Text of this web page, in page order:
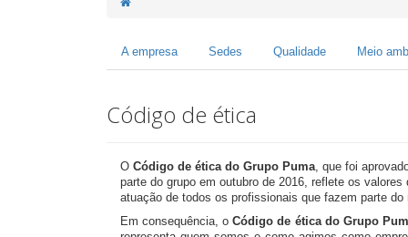
A empresa Sedes Qualidade Meio
Código de ética
OCódigo de ética do Grupo Puma, que foi
parte do grupo em outubro de 2016, reflete os
atuação de todos os profissionais que fazem parte do
Em consequência, oCódigo de ética do Grupo